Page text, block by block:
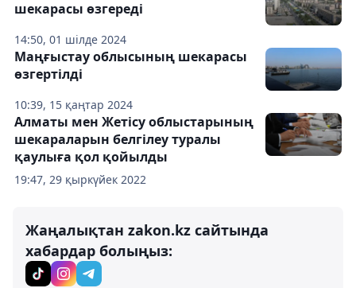
14:50, 01 шілде 2024
шекарасы өзгереді
10:39, 15 қаңтар 2024
Маңғыстау облысының шекарасы
өзгертілді
19:47, 29 қыркүйек 2022
Алматы мен Жетісу облыстарының
шекараларын белгілеу туралы
қаулыға қол қойылды
Жаңалықтан zakon.kz сайтында
хабардар болыңыз: